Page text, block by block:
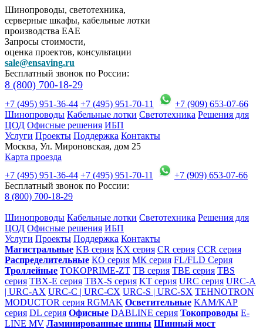
Шинопроводы, светотехника,
серверные шкафы, кабельные лотки
производства EAE
Запросы стоимости,
оценка проектов, консультации
sale@ensaving.ru
Бесплатный звонок по России:
8 (800) 700-18-29
+7 (495) 951-36-44 +7 (495) 951-70-11
+7 (909) 653-07-66
Шинопроводы Кабельные лотки Светотехника Решения для
ЦОД Офисные решения ИБП
Услуги Проекты Поддержка Контакты
Москва, Ул. Мироновская, дом 25
Карта проезда
+7 (495) 951-36-44 +7 (495) 951-70-11
+7 (909) 653-07-66
Бесплатный звонок по России:
8 (800) 700-18-29
Шинопроводы Кабельные лотки Светотехника Решения для
ЦОД Офисные решения ИБП
Услуги Проекты Поддержка Контакты
Магистральные KB серия KX серия CR серия CCR серия
Распределительные КО серия МК серия FL/FLD Серия
Троллейные TOKOPRIME-ZT TB серия TBE серия TBS
серия TBX-E серия TBX-S серия KT серия URC серия URC-A
| URC-AX URC-С | URC-СX URC-S | URC-SX TEHNOTRON
MODUCTOR серия RGMAK Осветительные KAM/KAP
серия DL серия Офисные DABLINE серия Токопроводы E-
LINE MV Ламинированные шины Шинный мост